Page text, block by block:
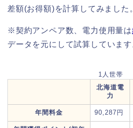
差額(お得額)を計算してみました
※契約アンペア数、電力使用量は
データを元にして試算しています
1人世帯
北海道電
力
年間料金 90,287円